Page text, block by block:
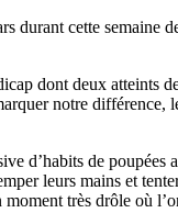
durant cette
dont deux atteints
notre différence,
d’habits de
leurs mains et
très drôle où